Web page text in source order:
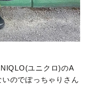
ユニクロ)のA
のでぽっちゃりさん